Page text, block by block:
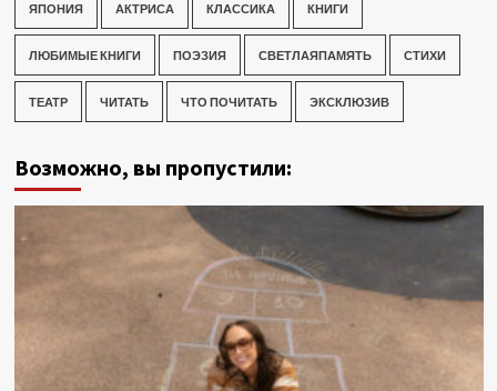
ЯПОНИЯ АКТРИСА КЛАССИКА КНИГИ
ЛЮБИМЫЕ КНИГИ ПОЭЗИЯ СВЕТЛАЯПАМЯТЬ СТИХИ
ТЕАТР ЧИТАТЬ ЧТО ПОЧИТАТЬ ЭКСКЛЮЗИВ
Возможно, вы пропустили: